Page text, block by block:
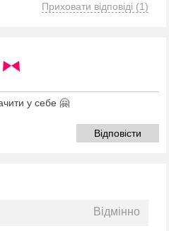
Приховати відповіді (1)
у себе 🤗
Відповісти
Відмінно